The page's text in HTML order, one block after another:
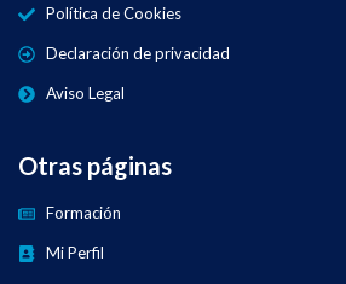
Política de Cookies
Declaración de privacidad
Aviso Legal
Otras páginas
Formación
Mi Perfil